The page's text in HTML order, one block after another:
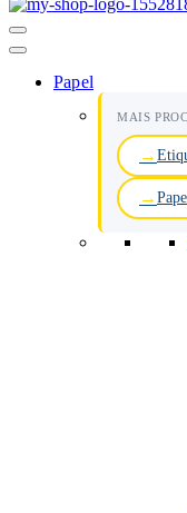
Menu
de
Papel
MAIS